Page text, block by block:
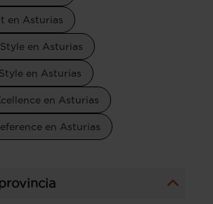
en Asturias
en Asturias
en Asturias
en Asturias
en Asturias